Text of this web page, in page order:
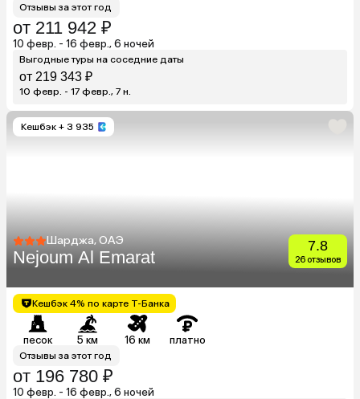
Отзывы за этот год
от 211 942 ₽
10 февр. - 16 февр., 6 ночей
Выгодные туры на соседние даты
от 219 343 ₽
10 февр. - 17 февр., 7 н.
Кешбэк + 3 935
Шарджа, ОАЭ
Nejoum Al Emarat
7.8
26 отзывов
Кешбэк 4% по карте Т-Банка
песок 5 км 16 км платно
Отзывы за этот год
от 196 780 ₽
10 февр. - 16 февр., 6 ночей